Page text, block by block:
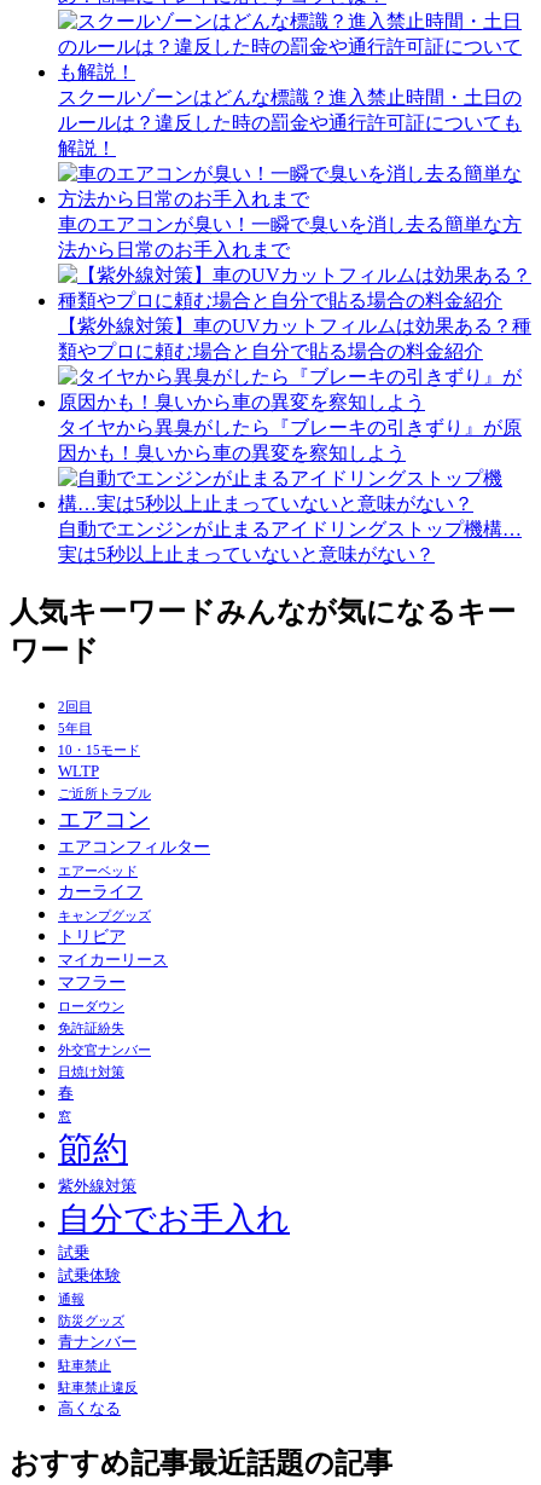
スクールゾーンはどんな標識？進入禁止時間・土日の
ルールは？違反した時の罰金や通行許可証についても
解説！
車のエアコンが臭い！一瞬で臭いを消し去る簡単な方
法から日常のお手入れまで
【紫外線対策】車のUVカットフィルムは効果ある？種
類やプロに頼む場合と自分で貼る場合の料金紹介
タイヤから異臭がしたら『ブレーキの引きずり』が原
因かも！臭いから車の異変を察知しよう
自動でエンジンが止まるアイドリングストップ機構…
実は5秒以上止まっていないと意味がない？
人気キーワードみんなが気になるキー
ワード
2回目
5年目
10・15モード
WLTP
ご近所トラブル
エアコン
エアコンフィルター
エアーベッド
カーライフ
キャンプグッズ
トリビア
マイカーリース
マフラー
ローダウン
免許証紛失
外交官ナンバー
日焼け対策
春
窓
節約
紫外線対策
自分でお手入れ
試乗
試乗体験
通報
防災グッズ
青ナンバー
駐車禁止
駐車禁止違反
高くなる
おすすめ記事最近話題の記事